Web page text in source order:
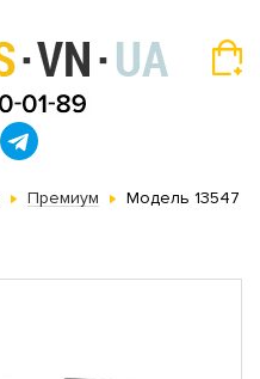
Премиум Модель 13547